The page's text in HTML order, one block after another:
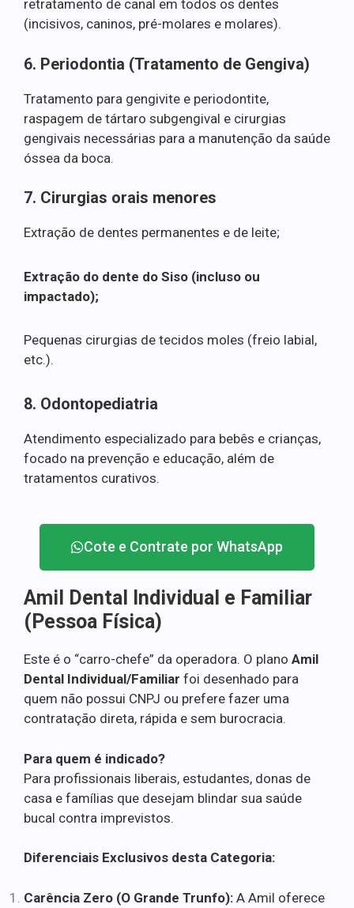
retratamento de canal em todos os dentes
(incisivos, caninos, pré-molares e molares).
6. Periodontia (Tratamento de Gengiva)
Tratamento para gengivite e periodontite,
raspagem de tártaro subgengival e cirurgias
gengivais necessárias para a manutenção da saúde
óssea da boca.
7. Cirurgias orais menores
Extração de dentes permanentes e de leite;
Extração do dente do Siso (incluso ou
impactado);
Pequenas cirurgias de tecidos moles (freio labial,
etc.).
8. Odontopediatria
Atendimento especializado para bebês e crianças,
focado na prevenção e educação, além de
tratamentos curativos.
Cote e Contrate por WhatsApp
Amil Dental Individual e Familiar
(Pessoa Física)
Este é o “carro-chefe” da operadora. O plano Amil
Dental Individual/Familiar foi desenhado para
quem não possui CNPJ ou prefere fazer uma
contratação direta, rápida e sem burocracia.
Para quem é indicado?
Para profissionais liberais, estudantes, donas de
casa e famílias que desejam blindar sua saúde
bucal contra imprevistos.
Diferenciais Exclusivos desta Categoria:
Carência Zero (O Grande Trunfo): A Amil oferece